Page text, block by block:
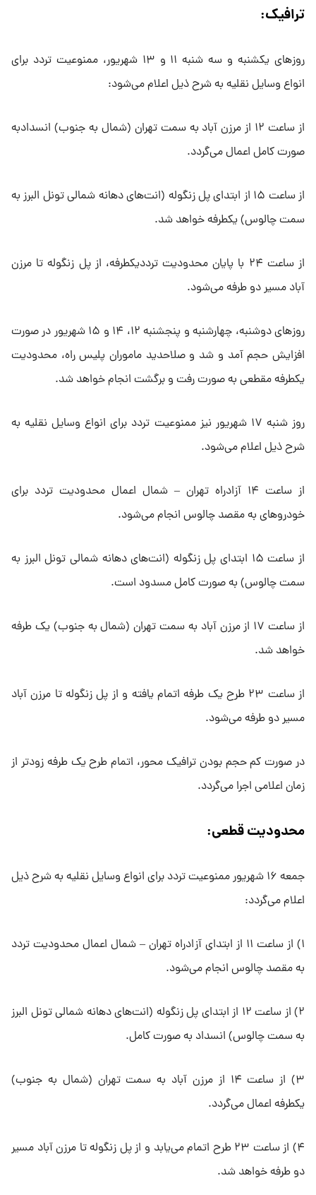
ترافیک:
روز‌های یکشنبه و سه شنبه ۱۱ و ۱۳ شهریور، ممنوعیت تردد برای
انواع وسایل نقلیه به شرح ذیل اعلام می‌شود:
از ساعت ۱۲ از مرزن آباد به سمت تهران (شمال به جنوب) انسدادبه
صورت کامل اعمال می‌گردد.
از ساعت ۱۵ از ابتدای پل زنگوله (انت‌های دهانه شمالی تونل البرز به
سمت چالوس) یکطرفه خواهد شد.
از ساعت ۲۴ با پایان محدودیت ترددیکطرفه، از پل زنگوله تا مرزن
آباد مسیر دو طرفه می‌شود.
روز‌های دوشنبه، چهارشنبه و پنجشنبه ۱۲، ۱۴ و ۱۵ شهریور در صورت
افزایش حجم آمد و شد و صلاحدید ماموران پلیس راه، محدودیت
یکطرفه مقطعی به صورت رفت و برگشت انجام خواهد شد.
روز شنبه ۱۷ شهریور نیز ممنوعیت تردد برای انواع وسایل نقلیه به
شرح ذیل اعلام می‌شود.
از ساعت ۱۴ آزادراه تهران – شمال اعمال محدودیت تردد برای
خودرو‌های به مقصد چالوس انجام می‌شود.
از ساعت ۱۵ ابتدای پل زنگوله (انت‌های دهانه شمالی تونل البرز به
سمت چالوس) به صورت کامل مسدود است.
از ساعت ۱۷ از مرزن آباد به سمت تهران (شمال به جنوب) یک طرفه
خواهد شد.
از ساعت ۲۳ طرح یک طرفه اتمام یافته و از پل زنگوله تا مرزن آباد
مسیر دو طرفه می‌شود.
در صورت کم حجم بودن ترافیک محور، اتمام طرح یک طرفه زودتر از
زمان اعلامی اجرا می‌گردد.
محدودیت قطعی:
جمعه ۱۶ شهریور ممنوعیت تردد برای انواع وسایل نقلیه به شرح ذیل
اعلام می‌گردد:
۱) از ساعت ۱۱ از ابتدای آزادراه تهران – شمال اعمال محدودیت تردد
به مقصد چالوس انجام می‌شود.
۲) از ساعت ۱۲ از ابتدای پل زنگوله (انت‌های دهانه شمالی تونل البرز
به سمت چالوس) انسداد به صورت کامل.
۳) از ساعت ۱۴ از مرزن آباد به سمت تهران (شمال به جنوب)
یکطرفه اعمال می‌گردد.
۴) از ساعت ۲۳ طرح اتمام می‌یابد و از پل زنگوله تا مرزن آباد مسیر
دو طرفه خواهد شد.